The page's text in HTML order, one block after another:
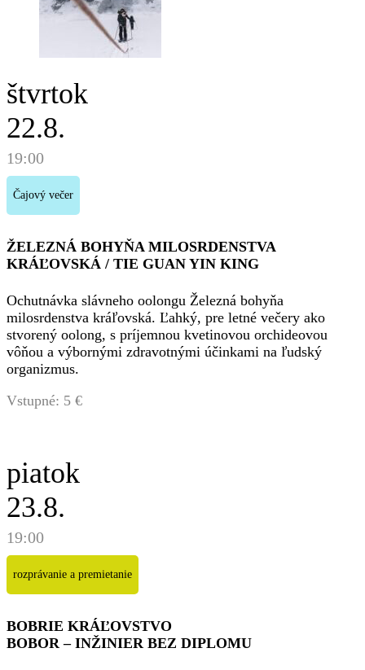
štvrtok
22.8.
19:00
Čajový večer
ŽELEZNÁ BOHYŇA MILOSRDENSTVA
KRÁĽOVSKÁ / TIE GUAN YIN KING
Ochutnávka slávneho oolongu Železná bohyňa
milosrdenstva kráľovská. Ľahký, pre letné večery ako
stvorený oolong, s príjemnou kvetinovou orchideovou
vôňou a výbornými zdravotnými účinkami na ľudský
organizmus.
Vstupné: 5 €
piatok
23.8.
19:00
rozprávanie a premietanie
BOBRIE KRÁĽOVSTVO
BOBOR – INŽINIER BEZ DIPLOMU